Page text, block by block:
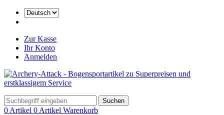
Zur Kasse
Ihr Konto
Anmelden
Suchen
0 Artikel 0 Artikel Warenkorb